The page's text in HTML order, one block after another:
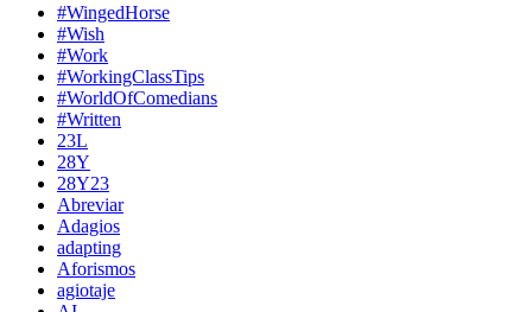
#WingedHorse
#Wish
#Work
#WorkingClassTips
#WorldOfComedians
#Written
23L
28Y
28Y23
Abreviar
Adagios
adapting
Aforismos
agiotaje